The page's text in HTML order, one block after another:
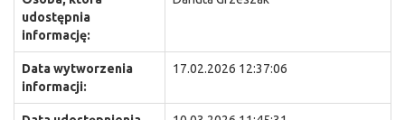
udostępnia
informację:
Data wytworzenia
informacji:
17.02.2026 12:37:06